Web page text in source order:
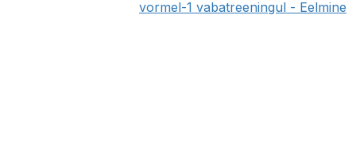
vormel-1 vabatreeningul - Eelmine